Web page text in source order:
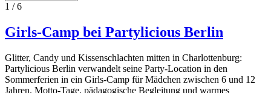
1 /6
Girls-Camp bei Partylicious Berlin
Glitter, Candy und Kissenschlachten mitten in Charlottenburg:
Partylicious Berlin verwandelt seine Party-Location in den
Sommerferien in ein Girls-Camp für Mädchen zwischen 6 und 12
Jahren. Motto-Tage, pädagogische Begleitung und warmes